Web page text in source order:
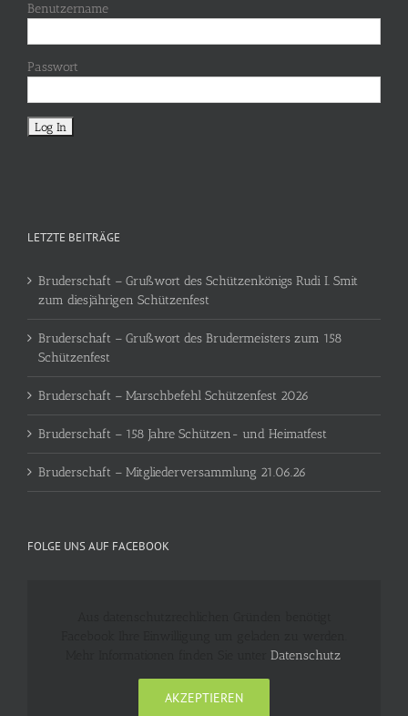
Benutzername
Passwort
LETZTE BEITRÄGE
Bruderschaft – Grußwort des Schützenkönigs Rudi I. Smit
zum diesjährigen Schützenfest
Bruderschaft – Grußwort des Brudermeisters zum 158
Schützenfest
Bruderschaft – Marschbefehl Schützenfest 2026
Bruderschaft – 158 Jahre Schützen- und Heimatfest
Bruderschaft – Mitgliederversammlung 21.06.26
FOLGE UNS AUF FACEBOOK
Datenschutz
AKZEPTIEREN